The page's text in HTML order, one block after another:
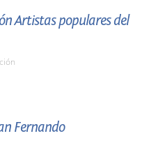
Artistas populares del
Fernando